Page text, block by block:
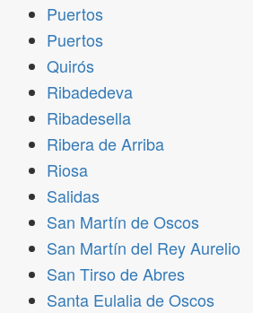
Puertos
Puertos
Quirós
Ribadedeva
Ribadesella
Ribera de Arriba
Riosa
Salidas
San Martín de Oscos
San Martín del Rey Aurelio
San Tirso de Abres
Santa Eulalia de Oscos